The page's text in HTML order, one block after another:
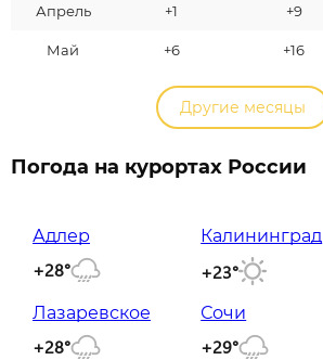
Апрель +1 +9
Май +6 +16
Другие месяцы
Погода на курортах России
Адлер
+28°
Калининград
+23°
Лазаревское
+28°
Сочи
+29°